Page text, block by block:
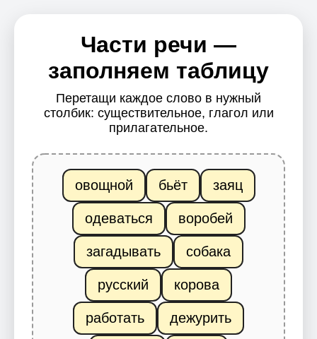
Части речи —
заполняем таблицу
Перетащи каждое слово в нужный
столбик: существительное, глагол или
прилагательное.
овощной бьёт заяц
одеваться воробей
загадывать собака
русский корова
работать дежурить